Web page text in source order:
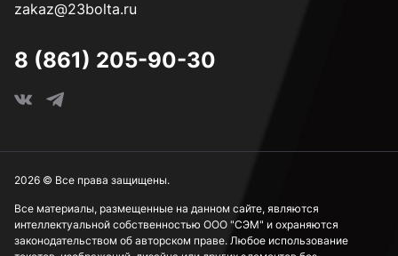
М3
М5
zakaz@23bolta.ru
8 (861) 205-90-30
Все материалы, размещенные на данном сайте, являются
интеллектуальной собственностью ООО "СЭМ" и охраняются
законодательством об авторском праве. Любое использование
2026 © Все права защищены.